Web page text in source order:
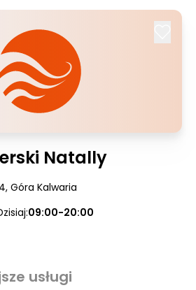
Natally
, Góra Kalwaria
09:00-20:00
usługi